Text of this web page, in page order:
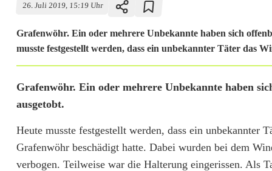
26. Juli 2019, 15:19 Uhr
Grafenwöhr. Ein oder mehrere Unbekannte haben sich
musste festgestellt werden, dass ein unbekannter Täter das
V
a
n
Grafenwöhr. Ein oder mehrere Unbekannte haben
ausgetobt.
Heute musste festgestellt werden, dass ein
Grafenwöhr beschädigt hatte. Dabei wurden bei dem
verbogen. Teilweise war die Halterung eingerissen. Als